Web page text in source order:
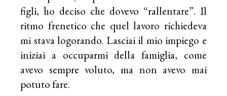
figli, ho deciso che dovevo “rallentare”. Il
ritmo frenetico che quel lavoro richiedeva
mi stava logorando. Lasciai il mio impiego e
iniziai a occuparmi della famiglia, come
avevo sempre voluto, ma non avevo mai
potuto fare.